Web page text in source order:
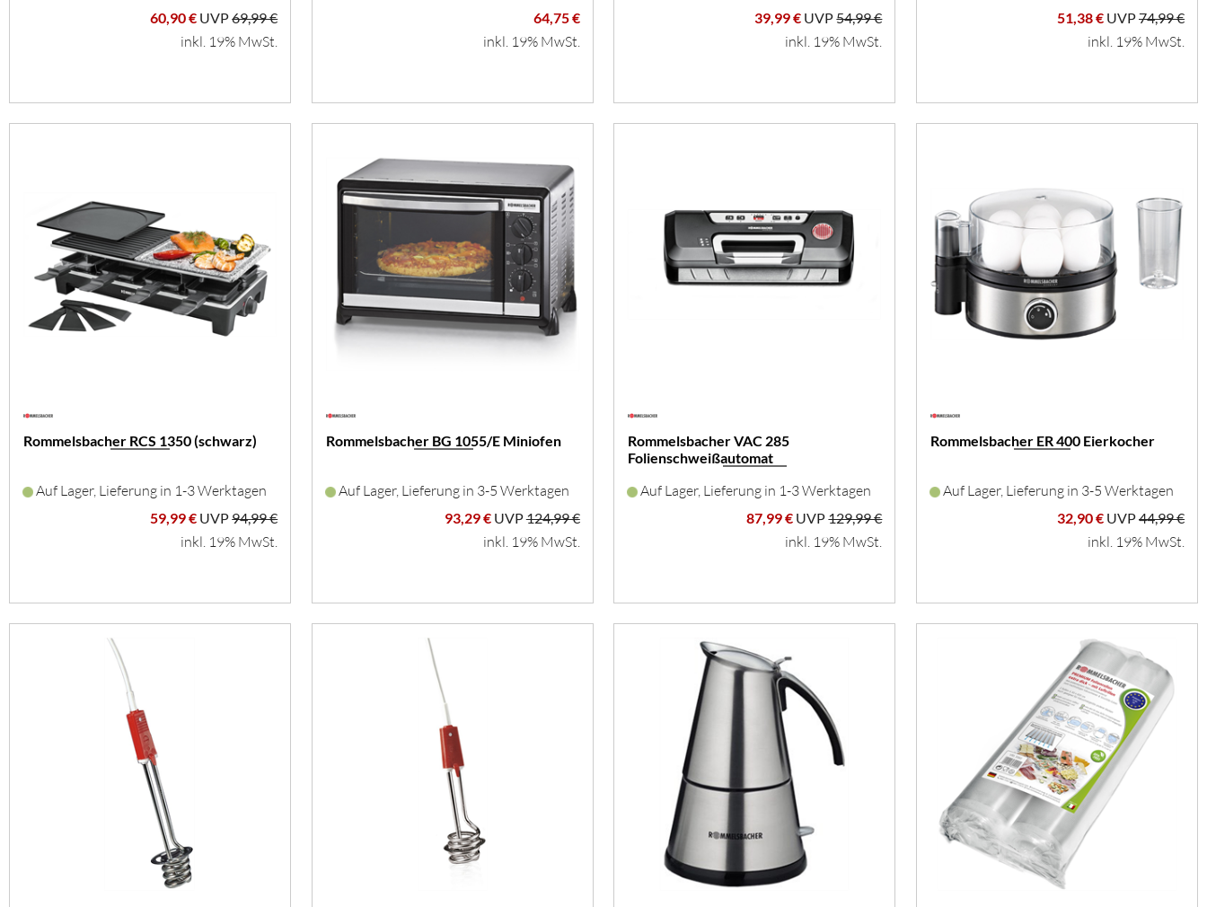
60,90 € UVP69,99 €
inkl. 19% MwSt.
64,75 €
inkl. 19% MwSt.
39,99 € UVP54,99 €
inkl. 19% MwSt.
51,38 € UVP74,99 €
inkl. 19% MwSt.
Rommelsbacher RCS 1350 (schwarz)
Auf Lager, Lieferung in 1-3 Werktagen
59,99 € UVP94,99 €
inkl. 19% MwSt.
Rommelsbacher BG 1055/E Miniofen
Auf Lager, Lieferung in 3-5 Werktagen
93,29 € UVP124,99 €
inkl. 19% MwSt.
Rommelsbacher VAC 285
Folienschweißautomat
Auf Lager, Lieferung in 1-3 Werktagen
87,99 € UVP129,99 €
inkl. 19% MwSt.
Rommelsbacher ER 400 Eierkocher
Auf Lager, Lieferung in 3-5 Werktagen
32,90 € UVP44,99 €
inkl. 19% MwSt.